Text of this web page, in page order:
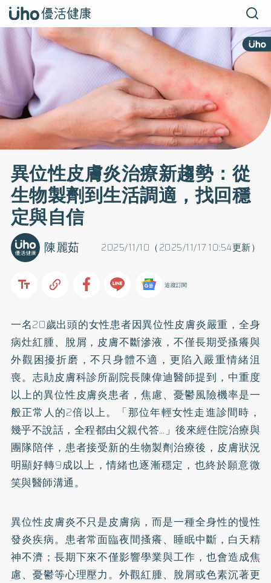
異位性皮膚炎治療新趨勢：從
生物製劑到生活調適，找回穩
定與自信
2025/11/10（2025/11/17 10:54更新）
陳麗茹
追蹤訂閱
一名20歲出頭的女性患者因異位性皮膚炎嚴重，全身
病灶紅腫、脫屑，皮膚不斷滲液，不僅長期受搔癢與
外觀困擾折磨，不只身體不適，更陷入嚴重情緒沮
喪。志勛皮膚科診所副院長陳偉迪醫師提到，中重度
以上的異位性皮膚炎患者，焦慮、憂鬱風險機率是一
般正常人的2倍以上。「那位年輕女性走進診間時，
幾乎不說話，全程都由父親代答…」後來經住院治療與
團隊陪伴，患者接受新的生物製劑治療後，皮膚狀況
明顯好轉9成以上，情緒也逐漸穩定，也終於願意微
笑與醫師溝通。
異位性皮膚炎不只是皮膚病，而是一種全身性的慢性
發炎疾病。患者常面臨夜間搔癢、睡眠中斷，白天精
神不濟；長期下來不僅影響學業與工作，也會造成焦
慮、憂鬱等心理壓力。外觀紅腫、脫屑或色素沉著更